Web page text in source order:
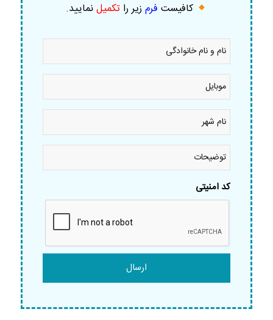
کافیست فرم زیر را تکمیلنمایید.
نام
نام
خانوادگی
موبایل
نام
شهر *
توضیحات
کد امنیتی